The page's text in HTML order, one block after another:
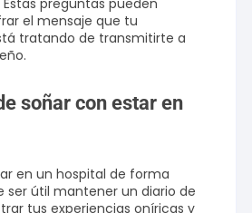
preguntas pueden
el mensaje que tu
tratando de transmitirte a
soñar con estar en
en un hospital de forma
ser útil mantener un diario de
tus experiencias oníricas y